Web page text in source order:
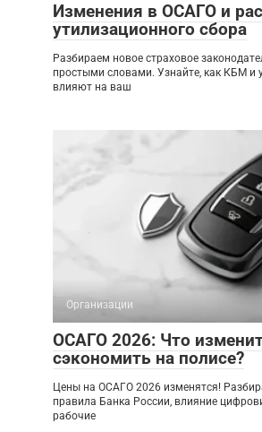
Изменения в ОСАГО и
утилизационного сбора
Разбираем новое страховое
простыми словами. Узнайте, как КБМ и
влияют на ваш
Организации
ОСАГО 2026: Что
сэкономить на полисе?
Цены на ОСАГО 2026 изменятся!
правила Банка России, влияние
рабочие